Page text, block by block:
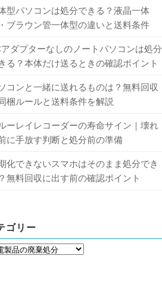
型パソコンは処分できる？液晶一体
ブラウン管一体型の違いと送料条件
ダプターなしのノートパソコンは処分
る？本体だけ送るときの確認ポイント
コンと一緒に送れるものは？無料回収
梱ルールと送料条件を解説
ーレイレコーダーの寿命サイン｜壊れ
に手放す判断と処分前の準備
化できないスマホはそのまま処分でき
無料回収に出す前の確認ポイント
ゴリー